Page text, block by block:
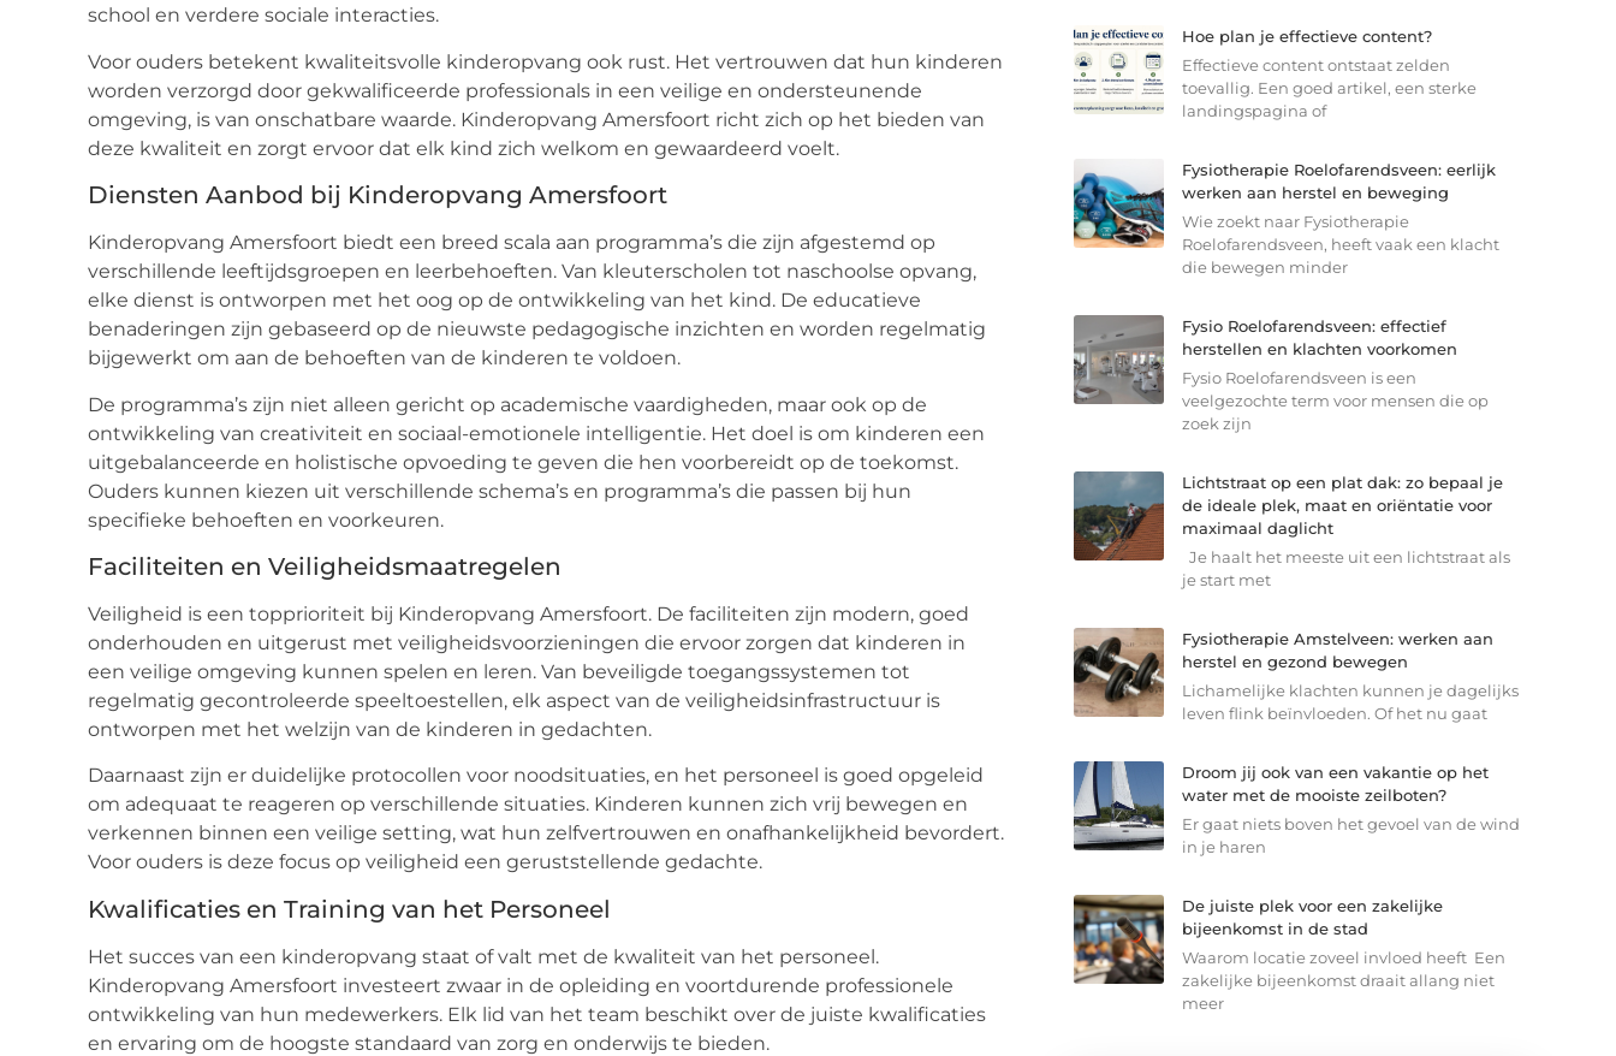
school en verdere sociale interacties.
Voor ouders betekent kwaliteitsvolle kinderopvang ook rust. Het vertrouwen dat hun kinderen
worden verzorgd door gekwalificeerde professionals in een veilige en ondersteunende
omgeving, is van onschatbare waarde. Kinderopvang Amersfoort richt zich op het bieden van
deze kwaliteit en zorgt ervoor dat elk kind zich welkom en gewaardeerd voelt.
Diensten Aanbod bij Kinderopvang Amersfoort
Kinderopvang Amersfoort biedt een breed scala aan programma’s die zijn afgestemd op
verschillende leeftijdsgroepen en leerbehoeften. Van kleuterscholen tot naschoolse opvang,
elke dienst is ontworpen met het oog op de ontwikkeling van het kind. De educatieve
benaderingen zijn gebaseerd op de nieuwste pedagogische inzichten en worden regelmatig
bijgewerkt om aan de behoeften van de kinderen te voldoen.
De programma’s zijn niet alleen gericht op academische vaardigheden, maar ook op de
ontwikkeling van creativiteit en sociaal-emotionele intelligentie. Het doel is om kinderen een
uitgebalanceerde en holistische opvoeding te geven die hen voorbereidt op de toekomst.
Ouders kunnen kiezen uit verschillende schema’s en programma’s die passen bij hun
specifieke behoeften en voorkeuren.
Faciliteiten en Veiligheidsmaatregelen
Veiligheid is een topprioriteit bij Kinderopvang Amersfoort. De faciliteiten zijn modern, goed
onderhouden en uitgerust met veiligheidsvoorzieningen die ervoor zorgen dat kinderen in
een veilige omgeving kunnen spelen en leren. Van beveiligde toegangssystemen tot
regelmatig gecontroleerde speeltoestellen, elk aspect van de veiligheidsinfrastructuur is
ontworpen met het welzijn van de kinderen in gedachten.
Daarnaast zijn er duidelijke protocollen voor noodsituaties, en het personeel is goed opgeleid
om adequaat te reageren op verschillende situaties. Kinderen kunnen zich vrij bewegen en
verkennen binnen een veilige setting, wat hun zelfvertrouwen en onafhankelijkheid bevordert.
Voor ouders is deze focus op veiligheid een geruststellende gedachte.
Kwalificaties en Training van het Personeel
Het succes van een kinderopvang staat of valt met de kwaliteit van het personeel.
Kinderopvang Amersfoort investeert zwaar in de opleiding en voortdurende professionele
ontwikkeling van hun medewerkers. Elk lid van het team beschikt over de juiste kwalificaties
en ervaring om de hoogste standaard van zorg en onderwijs te bieden.
Hoe plan je effectieve content?
Effectieve content ontstaat zelden
toevallig. Een goed artikel, een sterke
landingspagina of
Fysiotherapie Roelofarendsveen: eerlijk
werken aan herstel en beweging
Wie zoekt naar Fysiotherapie
Roelofarendsveen, heeft vaak een klacht
die bewegen minder
Fysio Roelofarendsveen: effectief
herstellen en klachten voorkomen
Fysio Roelofarendsveen is een
veelgezochte term voor mensen die op
zoek zijn
Lichtstraat op een plat dak: zo bepaal je
de ideale plek, maat en oriëntatie voor
maximaal daglicht
Je haalt het meeste uit een lichtstraat als
je start met
Fysiotherapie Amstelveen: werken aan
herstel en gezond bewegen
Lichamelijke klachten kunnen je dagelijks
leven flink beïnvloeden. Of het nu gaat
Droom jij ook van een vakantie op het
water met de mooiste zeilboten?
Er gaat niets boven het gevoel van de wind
in je haren
De juiste plek voor een zakelijke
bijeenkomst in de stad
Waarom locatie zoveel invloed heeft Een
zakelijke bijeenkomst draait allang niet
meer